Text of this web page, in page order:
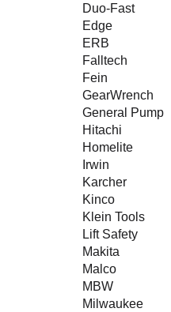
Duo-Fast
Edge
ERB
Falltech
Fein
GearWrench
General Pump
Hitachi
Homelite
Irwin
Karcher
Kinco
Klein Tools
Lift Safety
Makita
Malco
MBW
Milwaukee